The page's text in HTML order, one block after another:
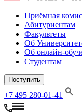
Приёмная
Абитуриентам
Факультеты
Об
Об онлайн-
Студентам
Поступить
+7 495 280-01-41